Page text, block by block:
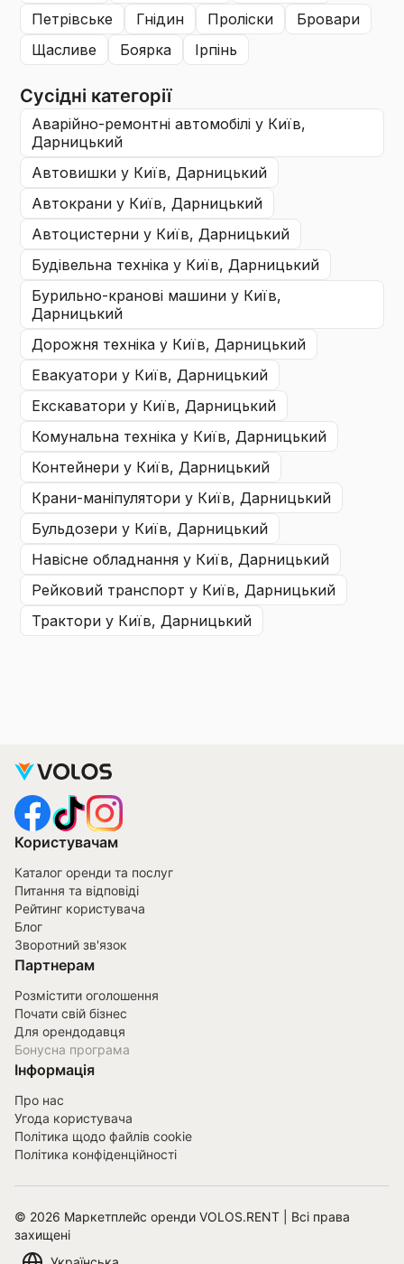
петрівське
гнідин проліски
бровари
щасливе
боярка ірпінь
Сусідні категорії
аварійно-ремонтні автомобілі у Київ,
Дарницький
автовишки у Київ, Дарницький
автокрани у Київ, Дарницький
автоцистерни у Київ, Дарницький
будівельна техніка у Київ, Дарницький
бурильно-кранові машини у Київ,
Дарницький
дорожня техніка у Київ, Дарницький
евакуатори у Київ, Дарницький
екскаватори у Київ, Дарницький
комунальна техніка у Київ, Дарницький
контейнери у Київ, Дарницький
крани-маніпулятори у Київ, Дарницький
бульдозери у Київ, Дарницький
навісне обладнання у Київ, Дарницький
рейковий транспорт у Київ, Дарницький
трактори у Київ, Дарницький
Користувачам
Каталог оренди та послуг
Питання та відповіді
Рейтинг користувача
Блог
Зворотний зв'язок
Партнерам
Розмістити оголошення
Почати свій бізнес
Для орендодавця
Бонусна програма
Інформація
Про нас
Угода користувача
Політика щодо файлів cookie
Політика конфіденційності
© 2026 Маркетплейс оренди VOLOS.RENT | Всі права
захищені